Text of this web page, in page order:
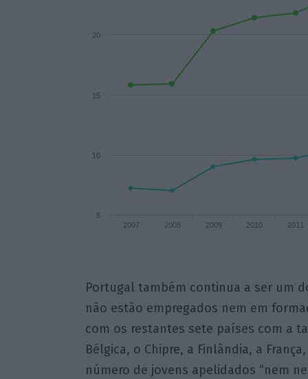
2007 2008 2009 2010 2011
5
10
15
20
Portugal também continua a ser um
não estão empregados nem em
com os restantes sete países com a
Bélgica, o Chipre, a Finlândia, a
número de jovens apelidados “nem